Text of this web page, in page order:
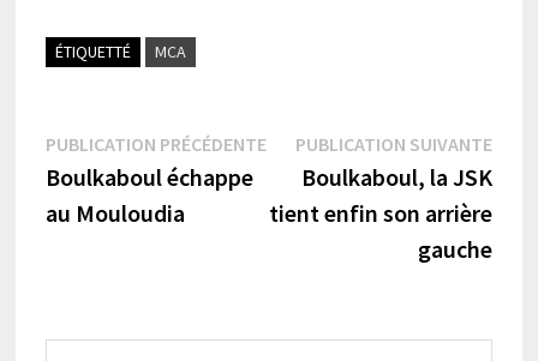
ÉTIQUETTÉ MCA
Navigation
de
PUBLICATION PRÉCÉDENTEPublication
précédente :
Boulkaboul échappe
au Mouloudia
PUBLICATION SUIVANTE
Boulkaboul, la JSK
tient enfin son arrière
gauche